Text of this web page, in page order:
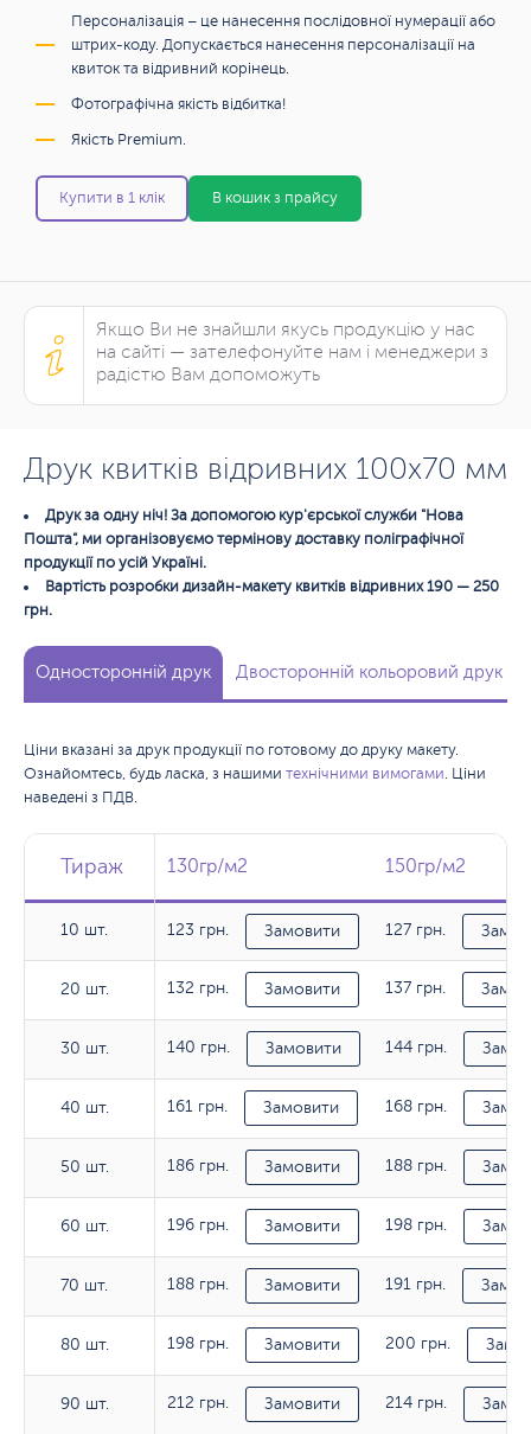
Персоналізація – це нанесення послідовної нумерації або
штрих-коду. Допускається нанесення персоналізації на
квиток та відривний корінець.
Фотографічна якість відбитка!
Якість Premium.
Купити в 1 клік В кошик з прайсу
Якщо Ви не знайшли якусь продукцію у нас
на сайті — зателефонуйте нам і менеджери з
радістю Вам допоможуть
Друк квитків відривних 100х70 мм
Друк за одну ніч! За допомогою кур'єрської служби "Нова
Пошта", ми організовуємо термінову доставку поліграфічної
продукції по усій Україні.
Вартість розробки дизайн-макету квитків відривних 190 — 250
грн.
Односторонній друк Двосторонній кольоровий друк
Ціни вказані за друк продукції по готовому до друку макету.
Ознайомтесь, будь ласка, з нашими технічними вимогами . Ціни
наведені з ПДВ.
Тираж
10 шт.
20 шт.
30 шт.
40 шт.
50 шт.
60 шт.
70 шт.
80 шт.
90 шт.
Тираж 130гр/м2 150гр/м2
Тираж 130гр/м2 150гр/м2
10 шт. 123 грн. Замовити 127 грн.
20 шт. 132 грн. Замовити 137 грн.
30 шт. 140 грн. Замовити 144 грн.
40 шт. 161 грн. Замовити 168 грн.
50 шт. 186 грн. Замовити 188 грн.
60 шт. 196 грн. Замовити 198 грн.
70 шт. 188 грн. Замовити 191 грн.
80 шт. 198 грн. Замовити 200 грн.
90 шт. 212 грн. Замовити 214 грн.